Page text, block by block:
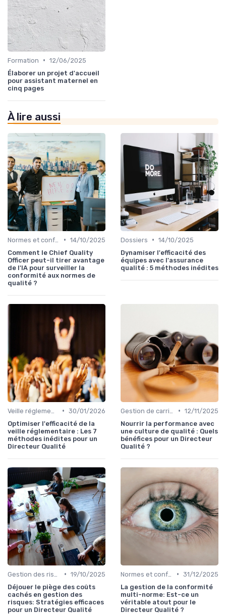
Formation • 12/06/2025
Élaborer un projet d'accueil
pour assistant maternel en
cinq pages
À lire aussi
• 14/10/2025
Comment le Chief Quality
Officer peut-il tirer avantage
de l'IA pour surveiller la
conformité aux normes de
qualité ?
Dossiers • 14/10/2025
Dynamiser l'efficacité des
équipes avec l'assurance
qualité : 5 méthodes inédites
• 30/01/2026
Optimiser l'efficacité de la
veille réglementaire : Les 7
méthodes inédites pour un
Directeur Qualité
• 12/11/2025
Nourrir la performance avec
une culture de qualité : Quels
bénéfices pour un Directeur
Qualité ?
• 19/10/2025
Déjouer le piège des coûts
cachés en gestion des
risques: Stratégies efficaces
pour un Directeur Qualité
• 31/12/2025
La gestion de la conformité
multi-norme: Est-ce un
véritable atout pour le
Directeur Qualité ?